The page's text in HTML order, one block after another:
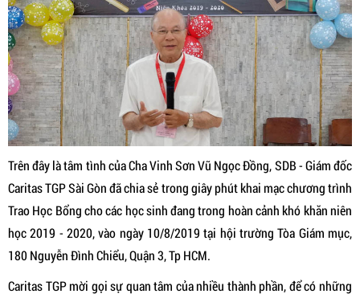
Trên đâylà tâm tình của Cha Vinh Sơn Vũ Ngọc Đồng, SDB - Giám đốc
Caritas TGP Sài Gòn đã chia sẻ trong giây phút khai mạc chương trình
Trao Học Bổng cho các học sinh đang trong hoàn cảnh khó khăn niên
học 2019 - 2020, vào ngày 10/8/2019 tại hội trường Tòa Giám mục,
180 Nguyễn Đình Chiểu, Quận 3, Tp HCM.
Caritas TGP mời gọi sự quan tâm của nhiều thành phần, để có những